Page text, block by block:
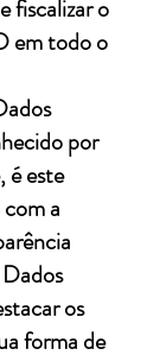
fiscalizar o
em todo o
por
é este
a
os
forma de